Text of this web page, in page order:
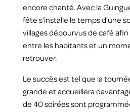
encore chanté. Avec la
fête s’installe le temps d’une
villages dépourvus de café
entre les habitants et un
retrouver.
Le succès est tel que la
grande et accueillera
de 40 soirées sont